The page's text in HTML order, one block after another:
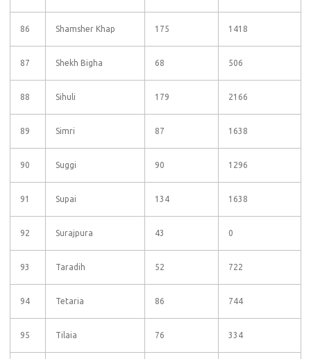
86 Shamsher Khap 175 1418
87 Shekh Bigha 68 506
88 Sihuli 179 2166
89 Simri 87 1638
90 Suggi 90 1296
91 Supai 134 1638
92 Surajpura 43 0
93 Taradih 52 722
94 Tetaria 86 744
95 Tilaia 76 334